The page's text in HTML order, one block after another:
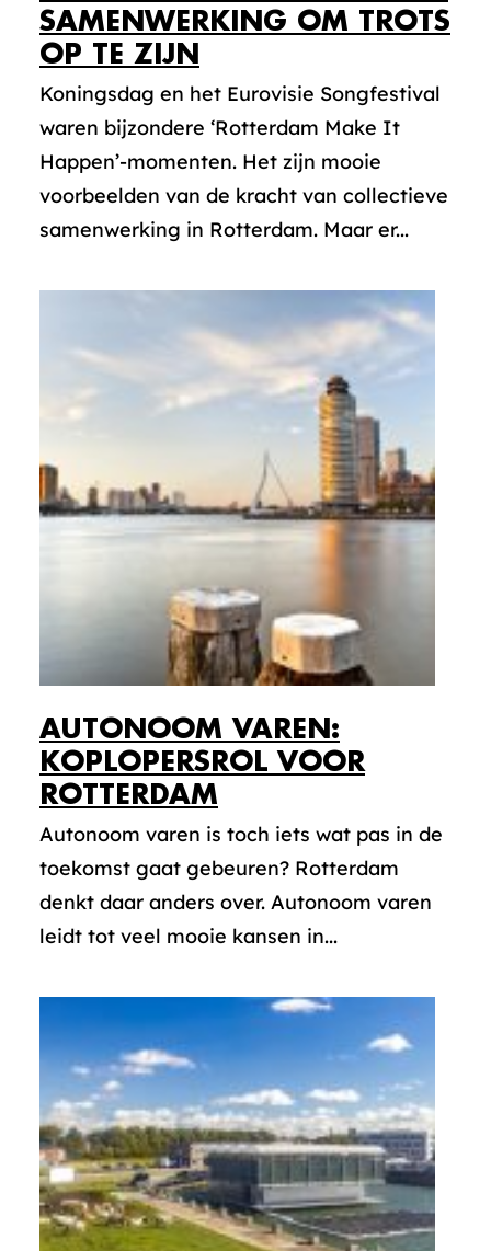
SAMENWERKING OM TROTS
OP TE ZIJN
Koningsdag en het Eurovisie Songfestival
waren bijzondere ‘Rotterdam Make It
Happen’-momenten. Het zijn mooie
voorbeelden van de kracht van collectieve
samenwerking in Rotterdam. Maar er...
AUTONOOM VAREN:
KOPLOPERSROL VOOR
ROTTERDAM
Autonoom varen is toch iets wat pas in de
toekomst gaat gebeuren? Rotterdam
denkt daar anders over. Autonoom varen
leidt tot veel mooie kansen in...